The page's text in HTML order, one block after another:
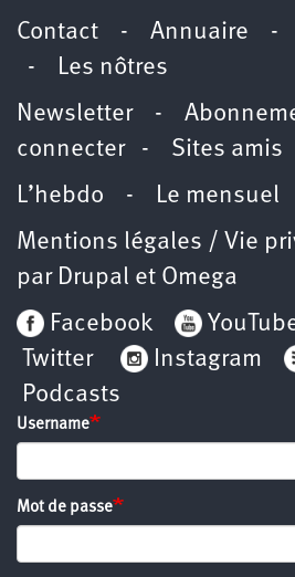
Contact - Annuaire -
-
Les nôtres
Newsletter-
connecter- Sites amis
L’hebdo -
Le mensuel
Mentions légales / Vie
par Drupal et Omega
Facebook
Twitter
Instagram
Podcasts
Username
Mot de passe